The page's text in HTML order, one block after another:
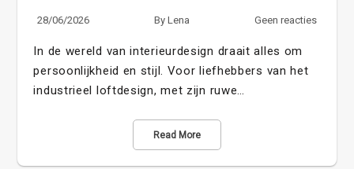
28/06/2026 By Lena Geen reacties
In de wereld van interieurdesign draait alles om
persoonlijkheid en stijl. Voor liefhebbers van het
industrieel loftdesign, met zijn ruwe…
Read More